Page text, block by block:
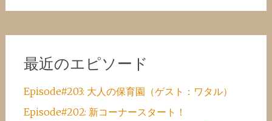
最近のエピソード
Episode#203: 大人の保育園（ゲスト：ワタル）
Episode#202: 新コーナースタート！